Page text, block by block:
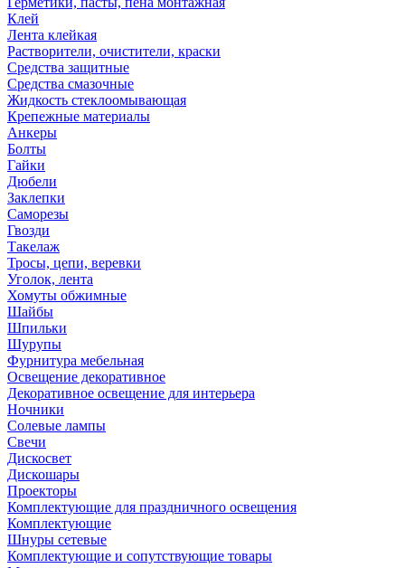
Клей
Лента клейкая
Растворители, очистители, краски
Средства защитные
Средства смазочные
Жидкость стеклоомывающая
Крепежные материалы
Анкеры
Болты
Гайки
Дюбели
Заклепки
Саморезы
Гвозди
Такелаж
Тросы, цепи, веревки
Уголок, лента
Хомуты обжимные
Шайбы
Шпильки
Шурупы
Фурнитура мебельная
Освещение декоративное
Декоративное освещение для интерьера
Ночники
Солевые лампы
Свечи
Дискосвет
Дискошары
Проекторы
Комплектующие для праздничного освещения
Комплектующие
Шнуры сетевые
Комплектующие и сопутствующие товары